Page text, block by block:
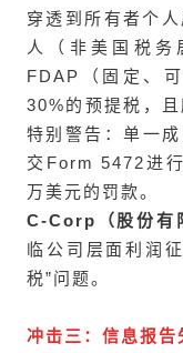
穿透到所有者个
人（非美国税务
FDAP（固定、
30%的预提税，
特别警告：单一
交Form 5472进
万美元的罚款。
C-Corp（股份有
临公司层面利润
税”问题。
冲击三：信息报告